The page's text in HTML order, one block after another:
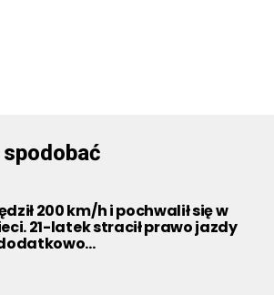
200 km/h i pochwalił się w
21-latek stracił prawo jazdy